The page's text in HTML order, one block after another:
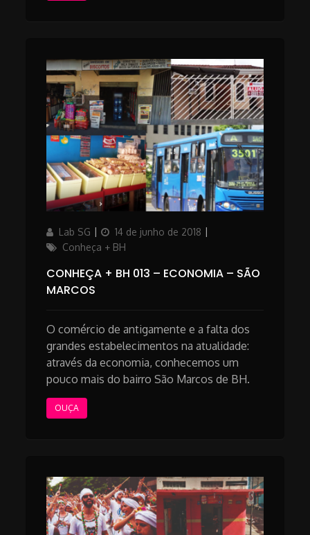
AuthorLab SG
Posted
on
14 de junho de 2018
Conheça + BH
CONHEÇA + BH 013 – ECONOMIA – SÃO
MARCOS
O comércio de antigamente e a falta dos
grandes estabelecimentos na atualidade:
através da economia, conhecemos um
pouco mais do bairro São Marcos de BH.
OUÇA